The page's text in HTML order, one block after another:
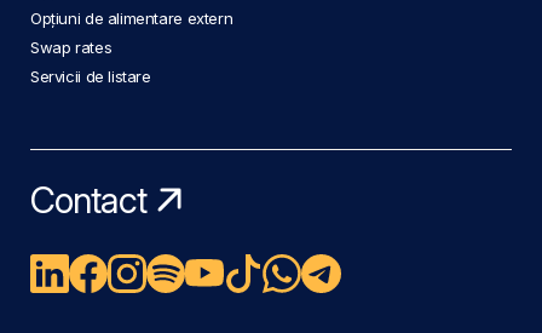
Opțiuni de alimentare extern
Swap rates
Servicii de listare
Contact